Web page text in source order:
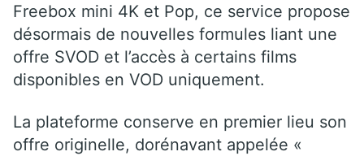
Freebox mini 4K et Pop, ce service propose
désormais de nouvelles formules liant une
offre SVOD et l’accès à certains films
disponibles en VOD uniquement.
La plateforme conserve en premier lieu son
offre originelle, dorénavant appelée «